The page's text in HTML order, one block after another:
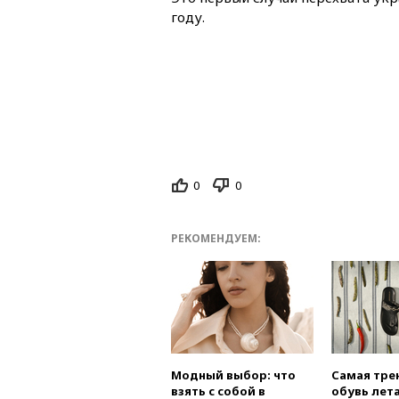
году.
0 0
РЕКОМЕНДУЕМ:
Модный выбор: что
взять с собой в
Самая
обувь